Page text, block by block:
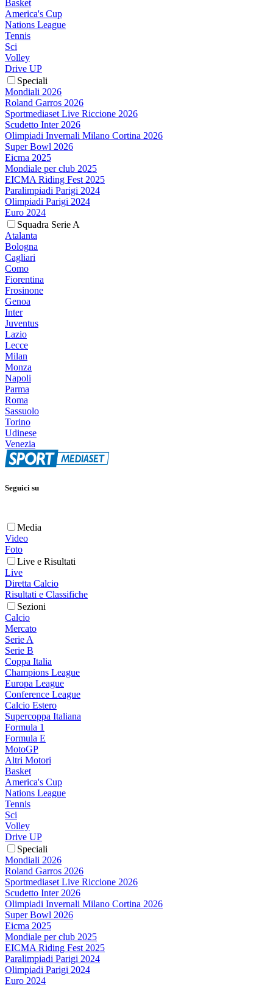
Basket
America's Cup
Nations League
Tennis
Sci
Volley
Drive UP
Speciali
Mondiali 2026
Roland Garros 2026
Sportmediaset Live Riccione 2026
Scudetto Inter 2026
Olimpiadi Invernali Milano Cortina 2026
Super Bowl 2026
Eicma 2025
Mondiale per club 2025
EICMA Riding Fest 2025
Paralimpiadi Parigi 2024
Olimpiadi Parigi 2024
Euro 2024
Squadra Serie A
Atalanta
Bologna
Cagliari
Como
Fiorentina
Frosinone
Genoa
Inter
Juventus
Lazio
Lecce
Milan
Monza
Napoli
Parma
Roma
Sassuolo
Torino
Udinese
Venezia
Seguici su
Media
Video
Foto
Live e Risultati
Live
Diretta Calcio
Risultati e Classifiche
Sezioni
Calcio
Mercato
Serie A
Serie B
Coppa Italia
Champions League
Europa League
Conference League
Calcio Estero
Supercoppa Italiana
Formula 1
Formula E
MotoGP
Altri Motori
Basket
America's Cup
Nations League
Tennis
Sci
Volley
Drive UP
Speciali
Mondiali 2026
Roland Garros 2026
Sportmediaset Live Riccione 2026
Scudetto Inter 2026
Olimpiadi Invernali Milano Cortina 2026
Super Bowl 2026
Eicma 2025
Mondiale per club 2025
EICMA Riding Fest 2025
Paralimpiadi Parigi 2024
Olimpiadi Parigi 2024
Euro 2024